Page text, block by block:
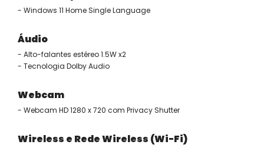
- Windows 11 Home Single Language
Áudio
- Alto-falantes estéreo 1.5W x2
- Tecnologia Dolby Audio
Webcam
- Webcam HD 1280 x 720 com Privacy Shutter
Wireless e Rede Wireless (Wi-Fi)